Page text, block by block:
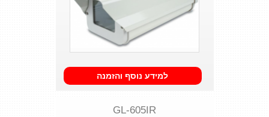
למידע נוסף והזמנה
GL-605IR